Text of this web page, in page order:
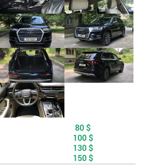
от периода аренды
80 $
100 $
130 $
150 $